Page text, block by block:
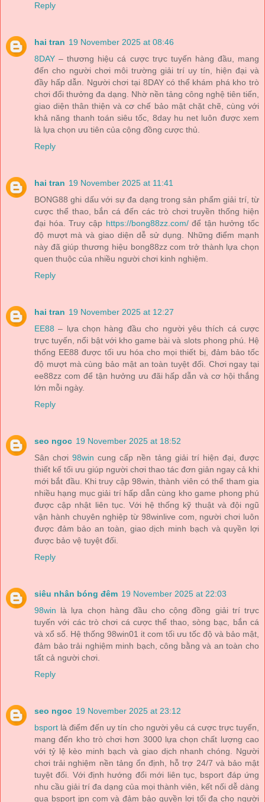
Reply
hai tran 19 November 2025 at 08:46
8DAY – thương hiệu cá cược trực tuyến hàng đầu, mang
đến cho người chơi môi trường giải trí uy tín, hiện đại và
đầy hấp dẫn. Người chơi tại 8DAY có thể khám phá kho trò
chơi đổi thưởng đa dạng. Nhờ nền tảng công nghệ tiên tiến,
giao diện thân thiện và cơ chế bảo mật chặt chẽ, cùng với
khả năng thanh toán siêu tốc, 8day hu net luôn được xem
là lựa chọn ưu tiên của cộng đồng cược thủ.
Reply
hai tran 19 November 2025 at 11:41
BONG88 ghi dấu với sự đa dạng trong sản phẩm giải trí, từ
cược thể thao, bắn cá đến các trò chơi truyền thống hiện
đại hóa. Truy cập https://bong88zz.com/để tận hưởng tốc
độ mượt mà và giao diện dễ sử dụng. Những điểm mạnh
này đã giúp thương hiệu bong88zz com trở thành lựa chọn
quen thuộc của nhiều người chơi kinh nghiệm.
Reply
hai tran 19 November 2025 at 12:27
EE88 – lựa chọn hàng đầu cho người yêu thích cá cược
trực tuyến, nổi bật với kho game bài và slots phong phú. Hệ
thống EE88 được tối ưu hóa cho mọi thiết bị, đảm bảo tốc
độ mượt mà cùng bảo mật an toàn tuyệt đối. Chơi ngay tại
ee88zz com để tận hưởng ưu đãi hấp dẫn và cơ hội thắng
lớn mỗi ngày.
Reply
seo ngoc 19 November 2025 at 18:52
Sân chơi98win cung cấp nền tảng giải trí hiện đại, được
thiết kế tối ưu giúp người chơi thao tác đơn giản ngay cả khi
mới bắt đầu. Khi truy cập 98win, thành viên có thể tham gia
nhiều hạng mục giải trí hấp dẫn cùng kho game phong phú
được cập nhật liên tục. Với hệ thống kỹ thuật và đội ngũ
vận hành chuyên nghiệp từ 98winlive com, người chơi luôn
được đảm bảo an toàn, giao dịch minh bạch và quyền lợi
được bảo vệ tuyệt đối.
Reply
siêu nhân bóng đêm 19 November 2025 at 22:03
98win là lựa chọn hàng đầu cho cộng đồng giải trí trực
tuyến với các trò chơi cá cược thể thao, sòng bạc, bắn cá
và xổ số. Hệ thống 98win01 it com tối ưu tốc độ và bảo mật,
đảm bảo trải nghiệm minh bạch, công bằng và an toàn cho
tất cả người chơi.
Reply
seo ngoc 19 November 2025 at 23:12
bsport là điểm đến uy tín cho người yêu cá cược trực tuyến,
mang đến kho trò chơi hơn 3000 lựa chọn chất lượng cao
với tỷ lệ kèo minh bạch và giao dịch nhanh chóng. Người
chơi trải nghiệm nền tảng ổn định, hỗ trợ 24/7 và bảo mật
tuyệt đối. Với định hướng đổi mới liên tục, bsport đáp ứng
nhu cầu giải trí đa dạng của mọi thành viên, kết nối dễ dàng
qua bsport jpn com và đảm bảo quyền lợi tối đa cho người